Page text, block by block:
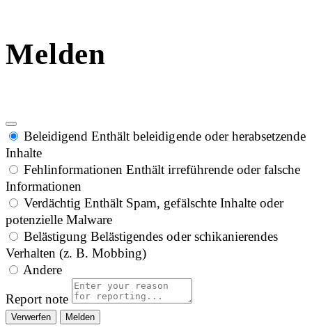
Melden
Beleidigend Enthält beleidigende oder herabsetzende
Inhalte
Fehlinformationen Enthält irreführende oder falsche
Informationen
Verdächtig Enthält Spam, gefälschte Inhalte oder
potenzielle Malware
Belästigung Belästigendes oder schikanierendes
Verhalten (z. B. Mobbing)
Andere
Report note
Melden